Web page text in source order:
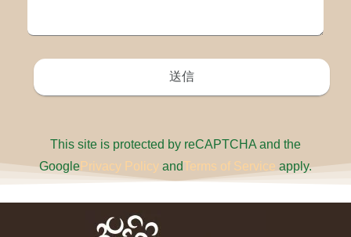
This site is protected by reCAPTCHA and the
GooglePrivacy Policy andTerms of Service apply.